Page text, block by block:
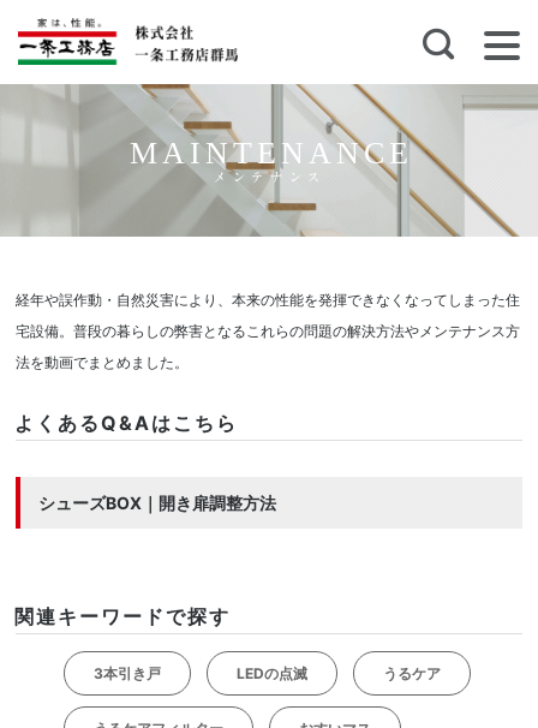
MAINTENANCE
メンテナンス
経年や誤作動・自然災害により、本来の性能を発揮できなくなってしまった住
宅設備。普段の暮らしの弊害となるこれらの問題の解決方法やメンテナンス方
法を動画でまとめました。
よくあるQ&Aはこちら
シューズBOX｜開き扉調整方法
関連キーワードで探す
3本引き戸 LEDの点滅 うるケア